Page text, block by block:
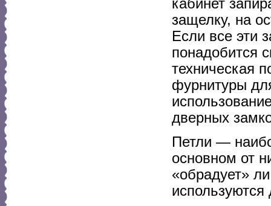
кабинет
защелку, на
Если все эти
понадобится
техническая
фурнитуры
дверных
Петли —
основном от
«обрадует»
используются